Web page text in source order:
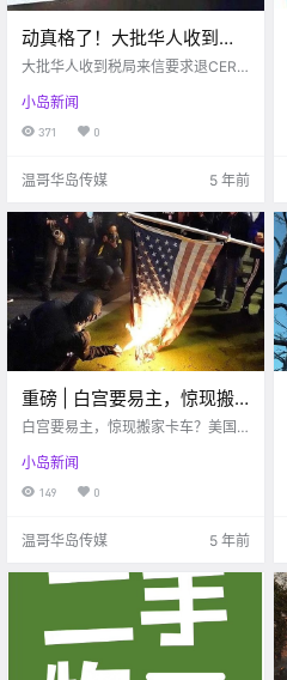
动真格了！大批华人收到税
局来信要求退CERB！有人立
大批华人收到税局来信要求退CER
小岛新闻
371 0
温哥华岛传媒 5 年前
重磅 | 白宫要易主，惊现搬
家卡车？美国多地发生暴
白宫要易主，惊现搬家卡车？美国
小岛新闻
149 0
温哥华岛传媒 5 年前